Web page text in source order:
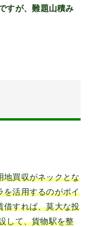
すが、難題山積み
地買収がネックとな
を活用するのがポイ
借すれば、莫大な投
して、貨物駅を整